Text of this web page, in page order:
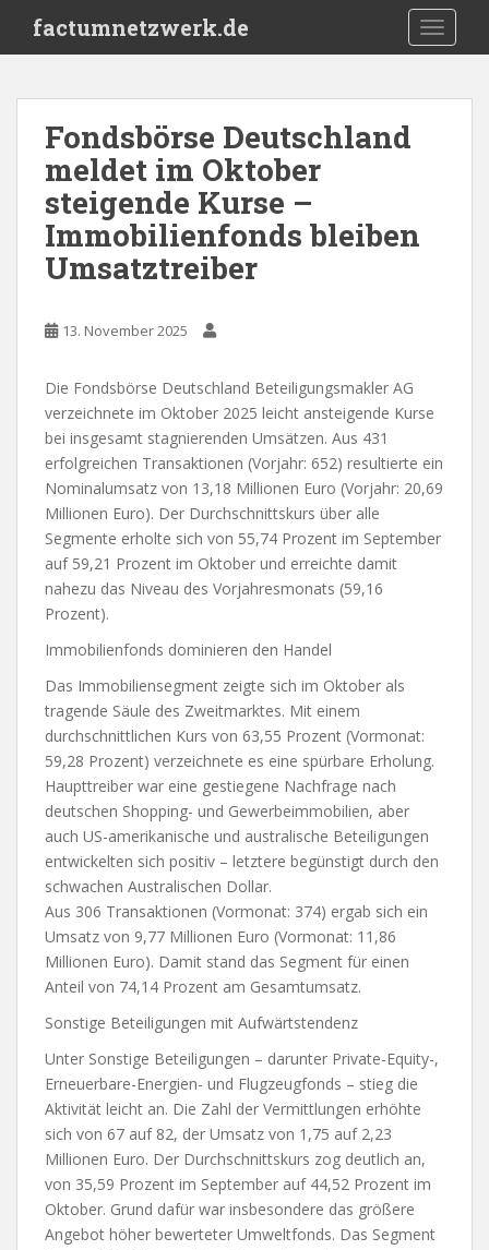
i
factumnetzwerk.de
Fondsbörse Deutschland
meldet im Oktober
steigende Kurse –
Immobilienfonds bleiben
Umsatztreiber
13. November 2025
Die Fondsbörse Deutschland Beteiligungsmakler AG
verzeichnete im Oktober 2025 leicht ansteigende Kurse
bei insgesamt stagnierenden Umsätzen. Aus 431
erfolgreichen Transaktionen (Vorjahr: 652) resultierte ein
Nominalumsatz von 13,18 Millionen Euro (Vorjahr: 20,69
Millionen Euro). Der Durchschnittskurs über alle
Segmente erholte sich von 55,74 Prozent im September
auf 59,21 Prozent im Oktober und erreichte damit
nahezu das Niveau des Vorjahresmonats (59,16
Prozent).
Immobilienfonds dominieren den Handel
Das Immobiliensegment zeigte sich im Oktober als
tragende Säule des Zweitmarktes. Mit einem
durchschnittlichen Kurs von 63,55 Prozent (Vormonat:
59,28 Prozent) verzeichnete es eine spürbare Erholung.
Haupttreiber war eine gestiegene Nachfrage nach
deutschen Shopping- und Gewerbeimmobilien, aber
auch US-amerikanische und australische Beteiligungen
entwickelten sich positiv – letztere begünstigt durch den
schwachen Australischen Dollar.
Aus 306 Transaktionen (Vormonat: 374) ergab sich ein
Umsatz von 9,77 Millionen Euro (Vormonat: 11,86
Millionen Euro). Damit stand das Segment für einen
Anteil von 74,14 Prozent am Gesamtumsatz.
Sonstige Beteiligungen mit Aufwärtstendenz
Unter Sonstige Beteiligungen – darunter Private-Equity-,
Erneuerbare-Energien- und Flugzeugfonds – stieg die
Aktivität leicht an. Die Zahl der Vermittlungen erhöhte
sich von 67 auf 82, der Umsatz von 1,75 auf 2,23
Millionen Euro. Der Durchschnittskurs zog deutlich an,
von 35,59 Prozent im September auf 44,52 Prozent im
Oktober. Grund dafür war insbesondere das größere
Angebot höher bewerteter Umweltfonds. Das Segment